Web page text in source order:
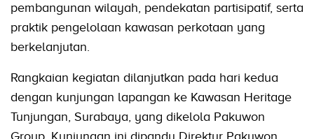
pembangunan wilayah, pendekatan partisipatif, serta
praktik pengelolaan kawasan perkotaan yang
berkelanjutan.
Rangkaian kegiatan dilanjutkan pada hari kedua
dengan kunjungan lapangan ke Kawasan Heritage
Tunjungan, Surabaya, yang dikelola Pakuwon